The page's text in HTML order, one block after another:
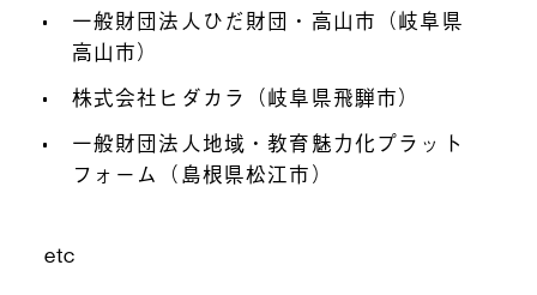
一般財団法人ひだ財団・高山市（岐阜県
高山市）
株式会社ヒダカラ（岐阜県飛騨市）
一般財団法人地域・教育魅力化プラット
フォーム（島根県松江市）
etc